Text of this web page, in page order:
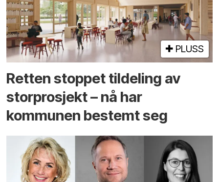
PLUSS
Retten stoppet tildeling av
storprosjekt – nå har
kommunen bestemt seg